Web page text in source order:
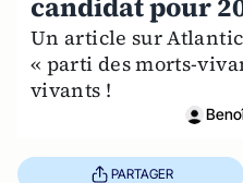
Un article sur
« parti des morts-
vivants !
PARTAGER